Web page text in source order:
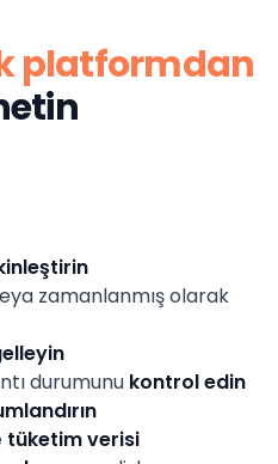
platformdan
zamanlanmış olarak
durumunu kontrol edin
tüketim verisi